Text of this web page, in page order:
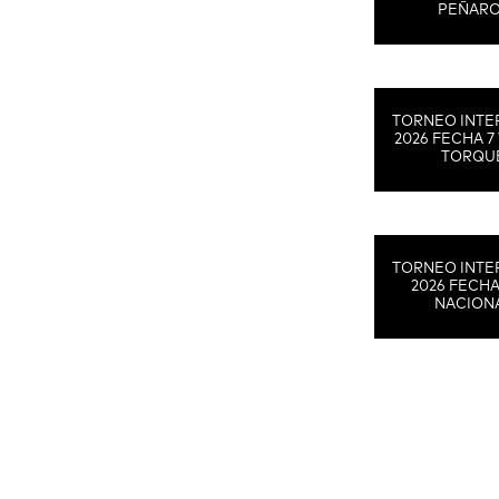
TORNEO
2026 FECHA 7
TORNEO
2026